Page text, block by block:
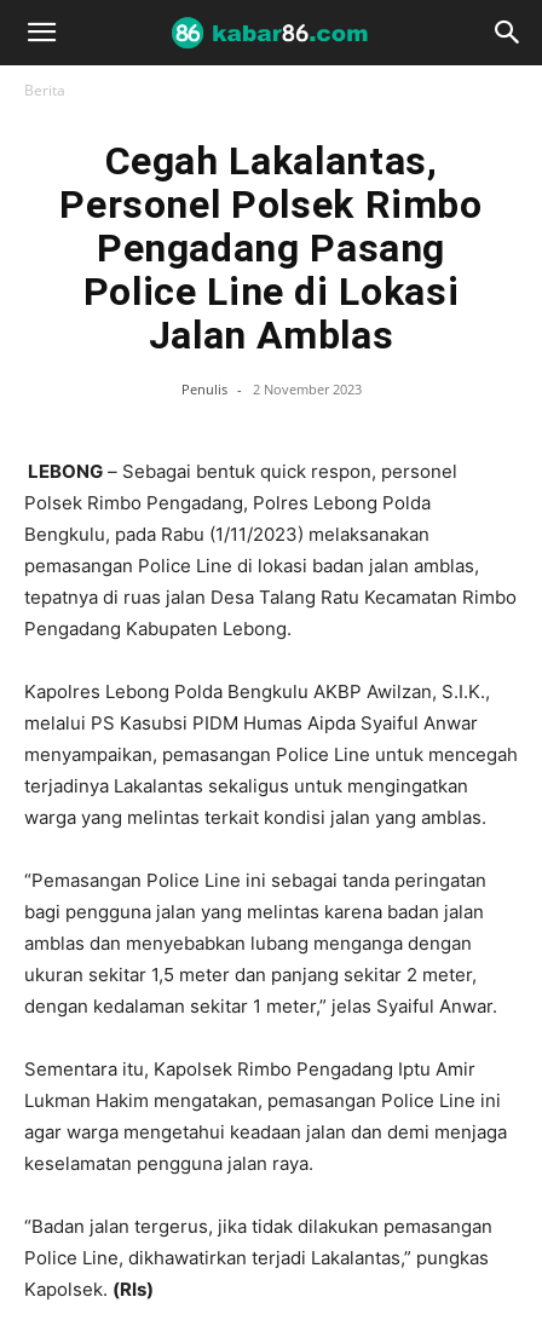
Berita
Cegah Lakalantas,
Personel Polsek Rimbo
Pengadang Pasang
Police Line di Lokasi
Jalan Amblas
Penulis - 2 November 2023
LEBONG – Sebagai bentuk quick respon, personel
Polsek Rimbo Pengadang, Polres Lebong Polda
Bengkulu, pada Rabu (1/11/2023) melaksanakan
pemasangan Police Line di lokasi badan jalan amblas,
tepatnya di ruas jalan Desa Talang Ratu Kecamatan Rimbo
Pengadang Kabupaten Lebong.
Kapolres Lebong Polda Bengkulu AKBP Awilzan, S.I.K.,
melalui PS Kasubsi PIDM Humas Aipda Syaiful Anwar
menyampaikan, pemasangan Police Line untuk mencegah
terjadinya Lakalantas sekaligus untuk mengingatkan
warga yang melintas terkait kondisi jalan yang amblas.
“Pemasangan Police Line ini sebagai tanda peringatan
bagi pengguna jalan yang melintas karena badan jalan
amblas dan menyebabkan lubang menganga dengan
ukuran sekitar 1,5 meter dan panjang sekitar 2 meter,
dengan kedalaman sekitar 1 meter,” jelas Syaiful Anwar.
Sementara itu, Kapolsek Rimbo Pengadang Iptu Amir
Lukman Hakim mengatakan, pemasangan Police Line ini
agar warga mengetahui keadaan jalan dan demi menjaga
keselamatan pengguna jalan raya.
“Badan jalan tergerus, jika tidak dilakukan pemasangan
Police Line, dikhawatirkan terjadi Lakalantas,” pungkas
Kapolsek. (Rls)